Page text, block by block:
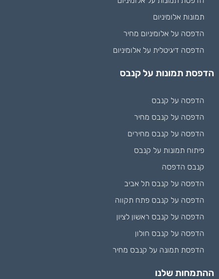
תמונות אלומיניום
הדפסה על אלומיניום מחיר
הדפסה דיגיטלית על אלומיניום
הדפסת תמונות על קנבס
הדפסה על קנבס
הדפסה על קנבס מחיר
הדפסה על קנבס מחירים
פיתוח תמונות על קנבס
קנבס הדפסה
הדפסה על קנבס תל אביב
הדפסה על קנבס פתח תקווה
הדפסה על קנבס ראשון לציון
הדפסה על קנבס חולון
הדפסת תמונה על קנבס מחיר
ההתמחות שלנו